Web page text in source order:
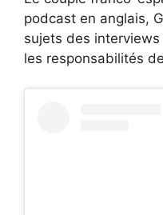
podcast en anglais,
sujets des
les responsabilités